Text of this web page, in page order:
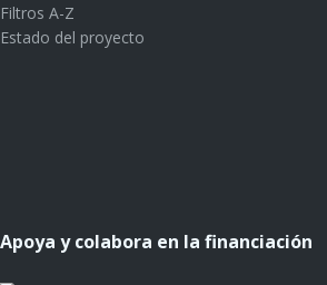
Filtros A-Z
Estado del proyecto
Apoya y colabora en la financiación